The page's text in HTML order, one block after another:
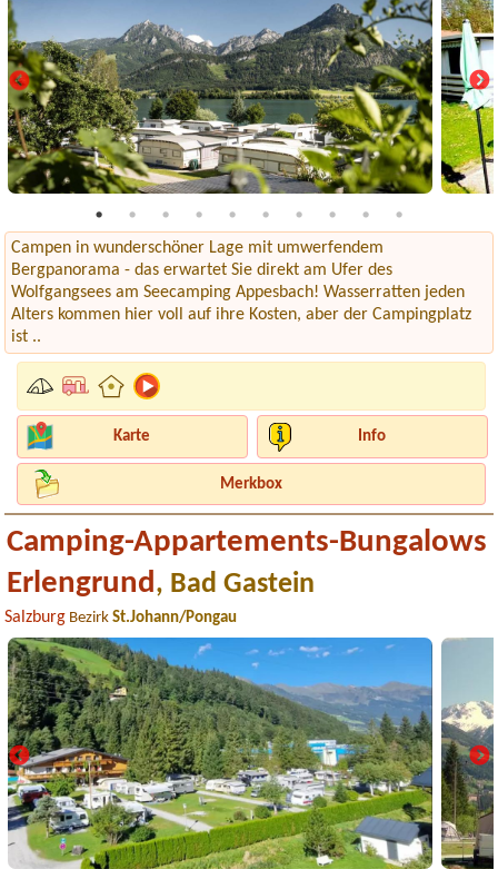
Campen in wunderschöner Lage mit umwerfendem
Bergpanorama - das erwartet Sie direkt am Ufer des
Wolfgangsees am Seecamping Appesbach! Wasserratten jeden
Alters kommen hier voll auf ihre Kosten, aber der Campingplatz
ist ..
Karte Info
Merkbox
Camping-Appartements-Bungalows
Erlengrund, Bad Gastein
Salzburg BezirkSt.Johann/Pongau